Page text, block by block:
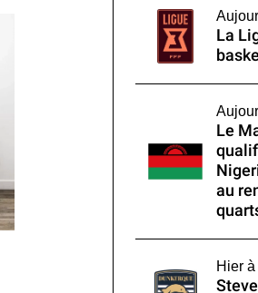
La
Le
au
Hier